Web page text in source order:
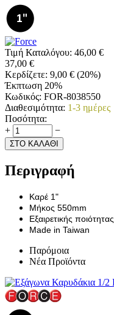
Τιμή Καταλόγου: 46,00 €
37,00 €
Κερδίζετε: 9,00 € (20%)
Έκπτωση 20%
Κωδικός: FOR-8038550
Διαθεσιμότητα: 1-3 ημέρες
Ποσότητα:
+
−
ΣΤΟ ΚΑΛΑΘΙ
Περιγραφή
Καρέ 1"
Μήκος 550mm
Εξαιρετικής ποιότητας
Made in Taiwan
Παρόμοια
Νέα Προϊόντα